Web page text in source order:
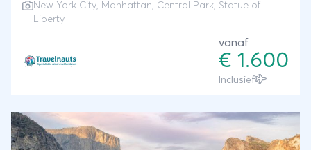
ontzettend grote aantrekkingskracht en dat is niet
modernste kledingwinkels te vinden en worden als
eerste de nieuwste telefoons uitgebracht. Kijk jouw
ogen uit en geniet van de vele hoogtepunten in
New York City, Manhattan, Central Park, Statue of
Liberty
vanaf
€ 1.600
Inclusief